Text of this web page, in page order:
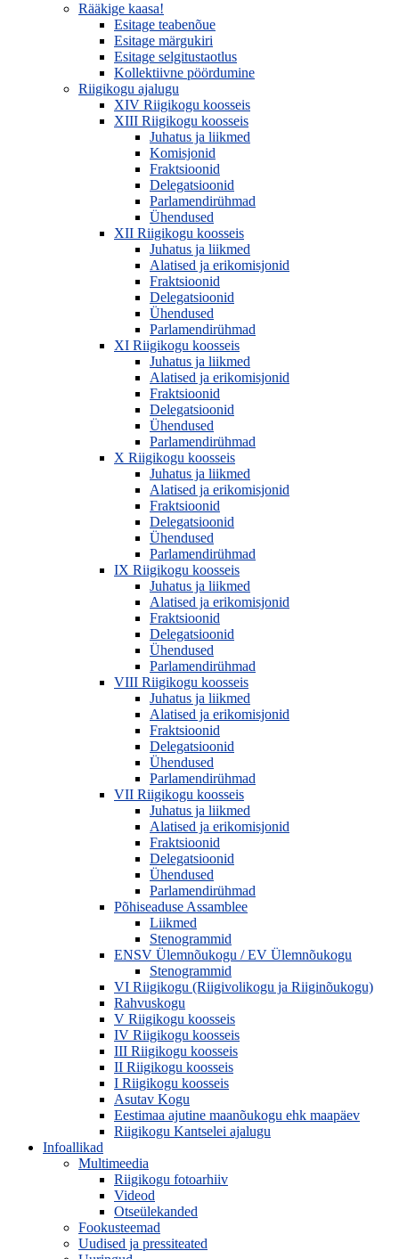
Rääkige kaasa!
Esitage teabenõue
Esitage märgukiri
Esitage selgitustaotlus
Kollektiivne pöördumine
Riigikogu ajalugu
XIV Riigikogu koosseis
XIII Riigikogu koosseis
Juhatus ja liikmed
Komisjonid
Fraktsioonid
Delegatsioonid
Parlamendirühmad
Ühendused
XII Riigikogu koosseis
Juhatus ja liikmed
Alatised ja erikomisjonid
Fraktsioonid
Delegatsioonid
Ühendused
Parlamendirühmad
XI Riigikogu koosseis
Juhatus ja liikmed
Alatised ja erikomisjonid
Fraktsioonid
Delegatsioonid
Ühendused
Parlamendirühmad
X Riigikogu koosseis
Juhatus ja liikmed
Alatised ja erikomisjonid
Fraktsioonid
Delegatsioonid
Ühendused
Parlamendirühmad
IX Riigikogu koosseis
Juhatus ja liikmed
Alatised ja erikomisjonid
Fraktsioonid
Delegatsioonid
Ühendused
Parlamendirühmad
VIII Riigikogu koosseis
Juhatus ja liikmed
Alatised ja erikomisjonid
Fraktsioonid
Delegatsioonid
Ühendused
Parlamendirühmad
VII Riigikogu koosseis
Juhatus ja liikmed
Alatised ja erikomisjonid
Fraktsioonid
Delegatsioonid
Ühendused
Parlamendirühmad
Põhiseaduse Assamblee
Liikmed
Stenogrammid
ENSV Ülemnõukogu / EV Ülemnõukogu
Stenogrammid
VI Riigikogu (Riigivolikogu ja Riiginõukogu)
Rahvuskogu
V Riigikogu koosseis
IV Riigikogu koosseis
III Riigikogu koosseis
II Riigikogu koosseis
I Riigikogu koosseis
Asutav Kogu
Eestimaa ajutine maanõukogu ehk maapäev
Riigikogu Kantselei ajalugu
Infoallikad
Multimeedia
Riigikogu fotoarhiiv
Videod
Otseülekanded
Fookusteemad
Uudised ja pressiteated